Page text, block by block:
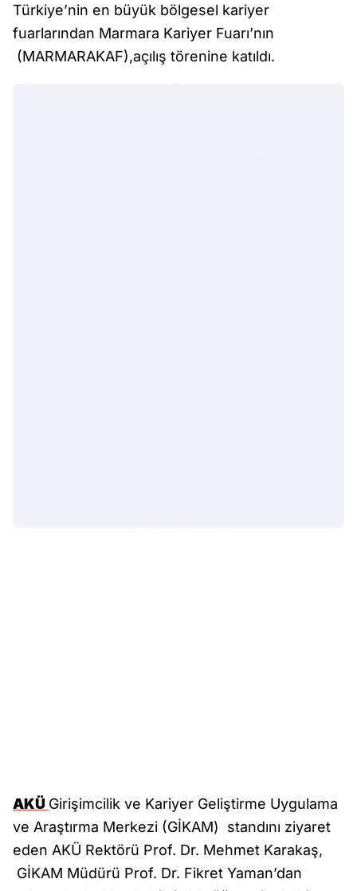
Türkiye’nin en büyük bölgesel kariyer
fuarlarından Marmara Kariyer Fuarı’nın
(MARMARAKAF),açılış törenine katıldı.
AKÜ Girişimcilik ve Kariyer Geliştirme Uygulama
ve Araştırma Merkezi (GİKAM) standını ziyaret
eden AKÜ Rektörü Prof. Dr. Mehmet Karakaş,
GİKAM Müdürü Prof. Dr. Fikret Yaman’dan